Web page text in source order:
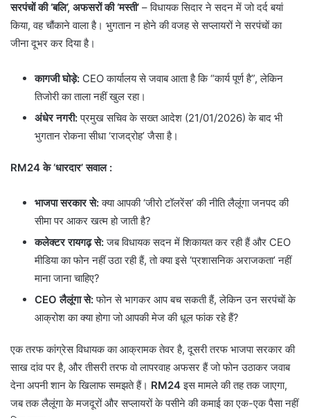
सरपंचों की ‘बलि’, अफसरों की ‘मस्ती’ – विधायक सिदार ने सदन में जो दर्द बयां
किया, वह चौंकाने वाला है। भुगतान न होने की वजह से सप्लायरों ने सरपंचों का
जीना दूभर कर दिया है।
कागजी घोड़े: CEO कार्यालय से जवाब आता है कि “कार्य पूर्ण है”, लेकिन
तिजोरी का ताला नहीं खुल रहा।
अंधेर नगरी:प्रमुख सचिव के सख्त आदेश (21/01/2026) के बाद भी
भुगतान रोकना सीधा ‘राजद्रोह’ जैसा है।
RM24 के ‘धारदार’ सवाल :
भाजपा सरकार से:क्या आपकी ‘जीरो टॉलरेंस’ की नीति लैलूंगा जनपद की
सीमा पर आकर खत्म हो जाती है?
कलेक्टर रायगढ़ से:जब विधायक सदन में शिकायत कर रही हैं और CEO
मीडिया का फोन नहीं उठा रही हैं, तो क्या इसे ‘प्रशासनिक अराजकता’ नहीं
माना जाना चाहिए?
CEO लैलूंगा से:फोन से भागकर आप बच सकती हैं, लेकिन उन सरपंचों के
आक्रोश का क्या होगा जो आपकी मेज की धूल फांक रहे हैं?
एक तरफ कांग्रेस विधायक का आक्रामक तेवर है, दूसरी तरफ भाजपा सरकार की
साख दांव पर है, और तीसरी तरफ वो लापरवाह अफसर हैं जो फोन उठाकर जवाब
देना अपनी शान के खिलाफ समझते हैं। RM24इस मामले की तह तक जाएगा,
जब तक लैलूंगा के मजदूरों और सप्लायरों के पसीने की कमाई का एक-एक पैसा नहीं